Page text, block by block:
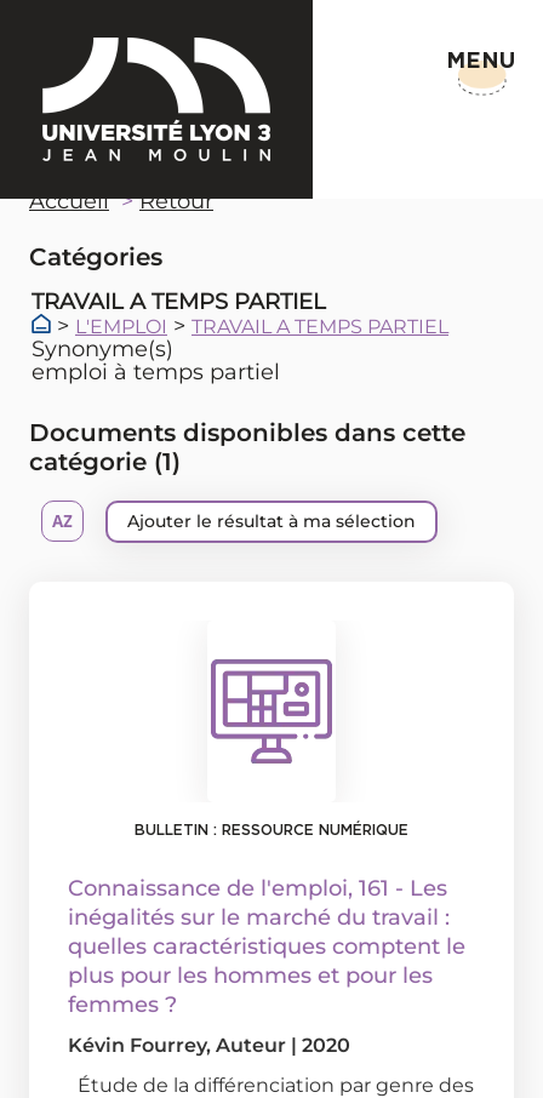
MENU
Accueil Retour
Catégories
> L'EMPLOI > TRAVAIL A TEMPS PARTIEL
TRAVAIL A TEMPS PARTIEL
Synonyme(s)
emploi à temps partiel
Documents disponibles dans cette
catégorie (1)
Ajouter le résultat à ma sélection
BULLETIN : RESSOURCE NUMÉRIQUE
Connaissance de l'emploi, 161 - Les
inégalités sur le marché du travail :
quelles caractéristiques comptent le
plus pour les hommes et pour les
femmes ?
Kévin Fourrey, Auteur | 2020
Étude de la différenciation par genre des